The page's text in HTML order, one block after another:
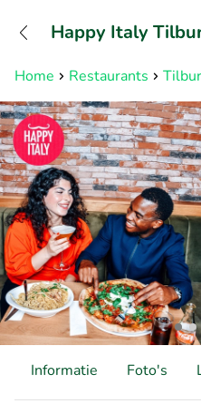
Home Restaurants
Happy Italy
Informatie Foto's